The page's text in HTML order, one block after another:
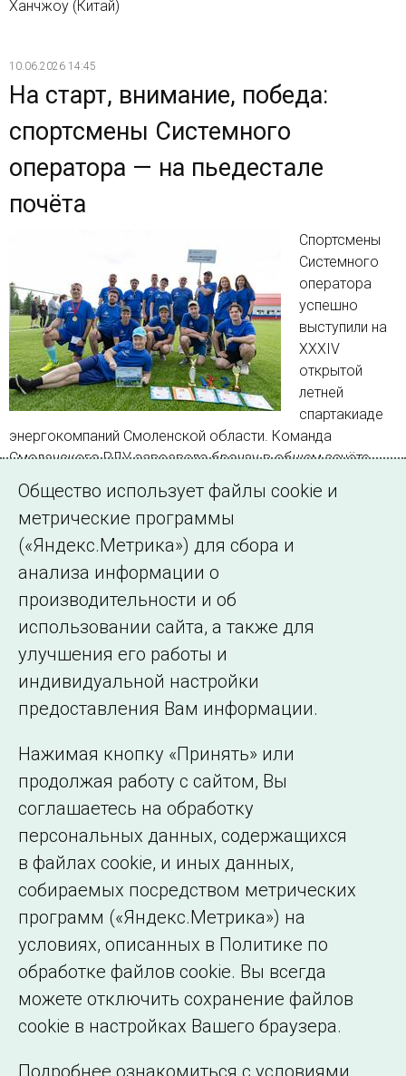
Ханчжоу (Китай)
10.06.2026 14:45
На старт, внимание, победа:
спортсмены Системного
оператора — на пьедестале
почёта
Спортсмены
Системного
оператора
успешно
выступили на
XXXIV
открытой
летней
спартакиаде
энергокомпаний Смоленской области. Команда
Смоленского РДУ завоевала бронзу в общем зачёте,
продемонстрировав высокий уровень спортивной
подготовки в личных и командных дисциплинах
Страница 1 из 191.
1 2 3 … 191 Далее
©2005–2026 АО «СО ЕЭС»
Филиалы и
представительства
образовательной
организации
Общество использует файлы cookie и
метрические программы
(«Яндекс.Метрика») для сбора и
анализа информации о
производительности и об
использовании сайта, а также для
улучшения его работы и
индивидуальной настройки
предоставления Вам информации.
Нажимая кнопку «Принять» или
продолжая работу с сайтом, Вы
соглашаетесь на обработку
персональных данных, содержащихся
в файлах cookie, и иных данных,
собираемых посредством метрических
программ («Яндекс.Метрика») на
условиях, описанных в Политике по
обработке файлов cookie. Вы всегда
можете отключить сохранение файлов
cookie в настройках Вашего браузера.
Подробнее ознакомиться с условиями